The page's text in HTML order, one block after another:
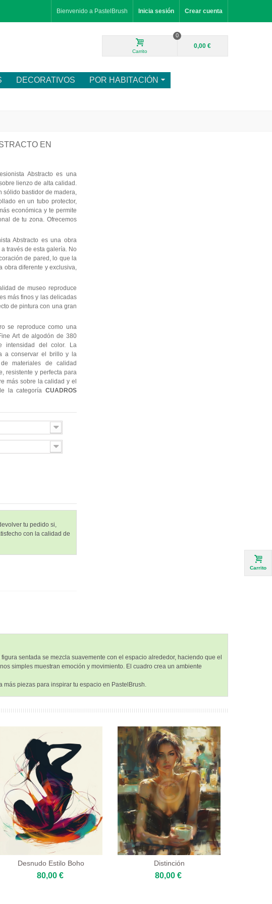
Bienvenido a PastelBrush Inicia sesión Crear cuenta
Carrito
0
0,00 €
DECORATIVOS
POR HABITACIÓN
EN
Abstracto es una
lienzo de alta calidad.
bastidor de madera,
en un tubo protector,
económica y te permite
de tu zona. Ofrecemos
Abstracto es una obra
través de esta galería. No
de pared, lo que la
diferente y exclusiva,
de museo reproduce
más finos y las delicadas
de pintura con una gran
se reproduce como una
Art de algodón de 380
intensidad del color. La
a conservar el brillo y la
materiales de calidad
resistente y perfecta para
más sobre la calidad y el
la categoría CUADROS
tu pedido si,
con la calidad de
sentada se mezcla suavemente con el espacio alrededor, haciendo que el
simples muestran emoción y movimiento. El cuadro crea un ambiente
más piezas para inspirar tu espacio en PastelBrush.
Desnudo Estilo Boho
80,00 €
Distinción
80,00 €
Carrito